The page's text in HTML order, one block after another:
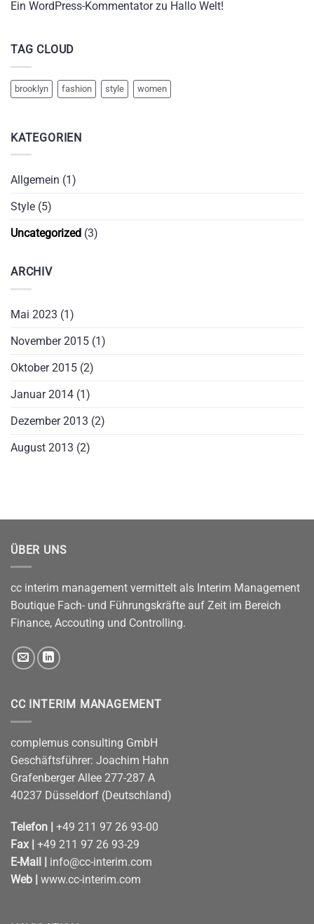
Ein WordPress-Kommentatorzu Hallo Welt!
TAG CLOUD
brooklyn fashion style women
KATEGORIEN
Allgemein (1)
Style (5)
Uncategorized (3)
ARCHIV
Mai 2023 (1)
November 2015 (1)
Oktober 2015 (2)
Januar 2014 (1)
Dezember 2013 (2)
August 2013 (2)
ÜBER UNS
cc interim management vermittelt als Interim Management
Boutique Fach- und Führungskräfte auf Zeit im Bereich
Finance, Accouting und Controlling.
CC INTERIM MANAGEMENT
complemus consulting GmbH
Geschäftsführer: Joachim Hahn
Grafenberger Allee 277-287 A
40237 Düsseldorf (Deutschland)
Telefon | +49 211 97 26 93-00
Fax | +49 211 97 26 93-29
E-Mail | info@cc-interim.com
Web | www.cc-interim.com